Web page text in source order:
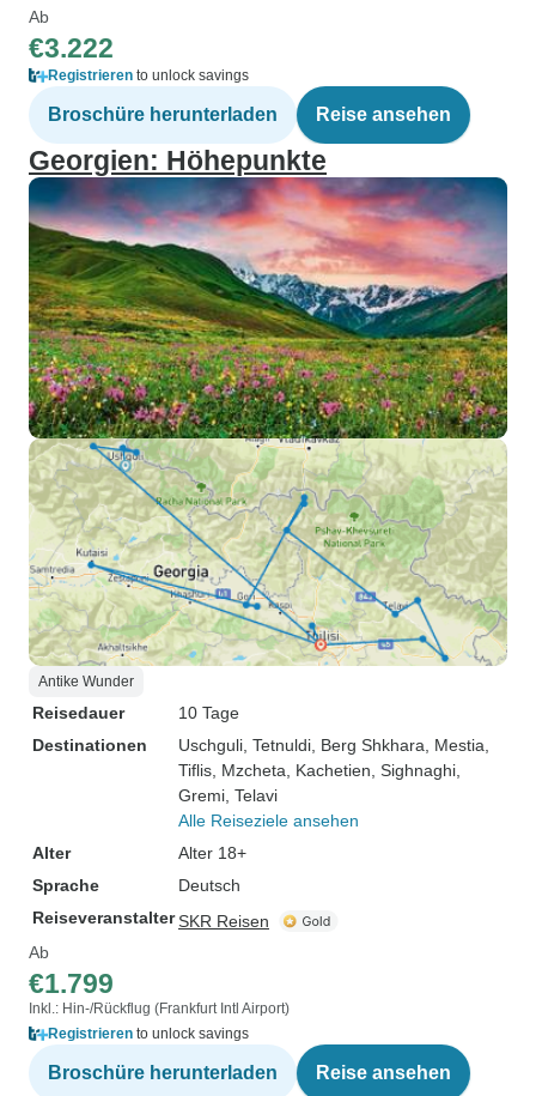
Ab
€3.222
Registrieren to unlock savings
Broschüre herunterladen Reise ansehen
Georgien: Höhepunkte
Antike Wunder
Reisedauer
10 Tage
Destinationen
Uschguli , Tetnuldi , Berg Shkhara , Mestia
Tiflis , Mzcheta , Kachetien , Sighnaghi
Gremi , Telavi
Alle Reiseziele ansehen
Alter
Alter 18+
Sprache
Deutsch
ReiseveranstalterSKR Reisen
Ab
€1.799
Inkl.: Hin-/Rückflug (Frankfurt Intl Airport)
Registrieren to unlock savings
Broschüre herunterladen Reise ansehen